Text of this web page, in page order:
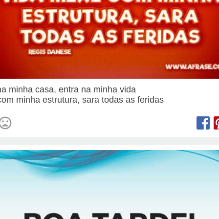
minha casa, entra na minha vida
minha estrutura, sara todas as feridas